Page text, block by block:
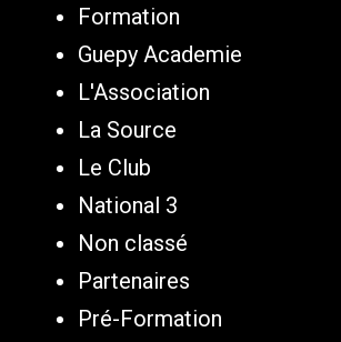
Formation
Guepy Academie
L'Association
La Source
Le Club
National 3
Non classé
Partenaires
Pré-Formation